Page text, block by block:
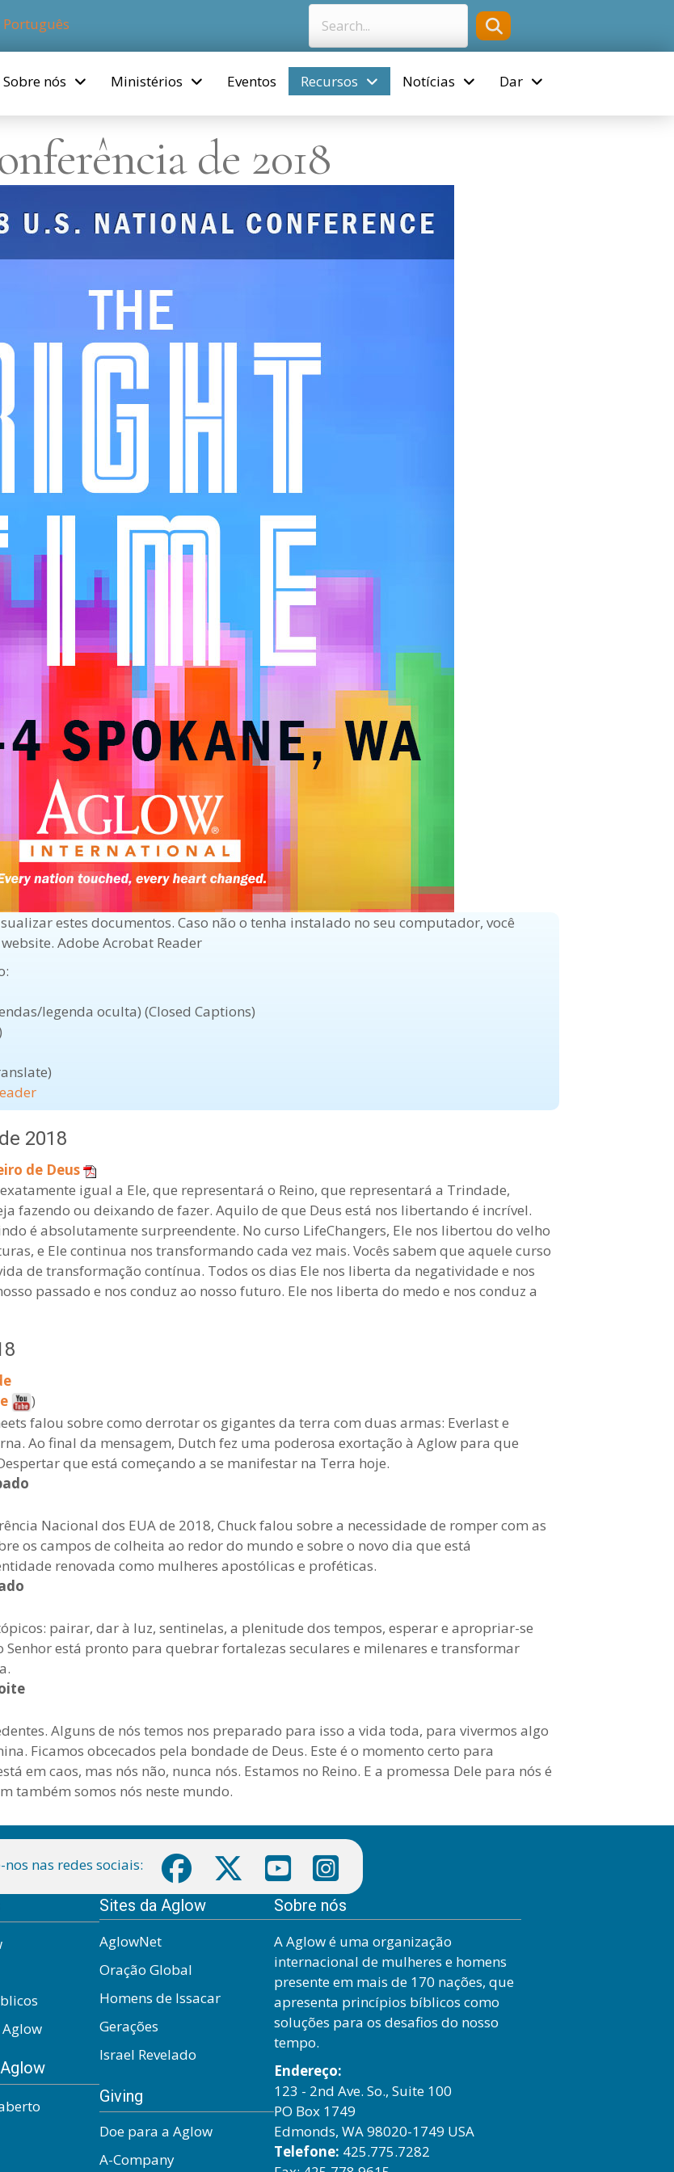
Português
Sobre nós Ministérios Eventos Recursos Notícias Dar
de 2018
estes documentos. Caso não o tenha instalado no seu computador, você
Adobe Acrobat Reader
legenda oculta) (Closed Captions)
2018
de Deus
igual a Ele, que representará o Reino, que representará a Trindade,
fazendo ou deixando de fazer. Aquilo de que Deus está nos libertando é incrível.
é absolutamente surpreendente. No curso LifeChangers, Ele nos libertou do velho
e Ele continua nos transformando cada vez mais. Vocês sabem que aquele curso
de transformação contínua. Todos os dias Ele nos liberta da negatividade e nos
passado e nos conduz ao nosso futuro. Ele nos liberta do medo e nos conduz a
)
falou sobre como derrotar os gigantes da terra com duas armas: Everlast e
Ao final da mensagem, Dutch fez uma poderosa exortação à Aglow para que
que está começando a se manifestar na Terra hoje.
Nacional dos EUA de 2018, Chuck falou sobre a necessidade de romper com as
os campos de colheita ao redor do mundo e sobre o novo dia que está
renovada como mulheres apostólicas e proféticas.
pairar, dar à luz, sentinelas, a plenitude dos tempos, esperar e apropriar-se
Senhor está pronto para quebrar fortalezas seculares e milenares e transformar
Alguns de nós temos nos preparado para isso a vida toda, para vivermos algo
Ficamos obcecados pela bondade de Deus. Este é o momento certo para
em caos, mas nós não, nunca nós. Estamos no Reino. E a promessa Dele para nós é
também somos nós neste mundo.
nas redes sociais:
Sites da Aglow
AglowNet
Oração Global
Homens de Issacar
Gerações
Israel Revelado
Giving
Doe para a Aglow
A-Company
Sobre nós
A Aglow é uma organização
internacional de mulheres e homens
presente em mais de 170 nações, que
apresenta princípios bíblicos como
soluções para os desafios do nosso
tempo.
Endereço:
123 - 2nd Ave. So., Suite 100
PO Box 1749
Edmonds, WA 98020-1749 USA
Telefone: 425.775.7282